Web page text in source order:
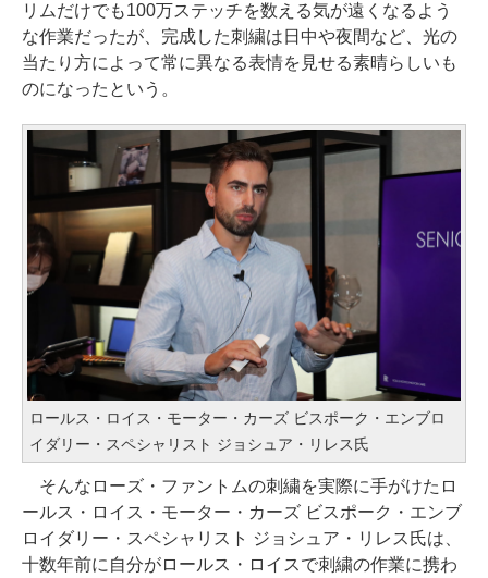
リムだけでも100万ステッチを数える気が遠くなるよう
な作業だったが、完成した刺繍は日中や夜間など、光の
当たり方によって常に異なる表情を見せる素晴らしいも
のになったという。
ロールス・ロイス・モーター・カーズ ビスポーク・エンブロ
イダリー・スペシャリスト ジョシュア・リレス氏
そんなローズ・ファントムの刺繍を実際に手がけたロ
ールス・ロイス・モーター・カーズ ビスポーク・エンブ
ロイダリー・スペシャリスト ジョシュア・リレス氏は、
十数年前に自分がロールス・ロイスで刺繍の作業に携わ